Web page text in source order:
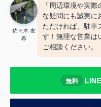
佐々木 友
希
「周辺環境や実
な疑問にも誠実に
ただければ、駐車
す！無理な営業は
ご相談ください。
無料